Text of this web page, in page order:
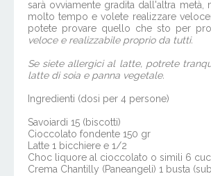
sarà ovviamente gradita dall'altra metà,
molto tempo e volete realizzare
potete provare quello che sto per
veloce e realizzabile proprio da tutti.
Se siete allergici al latte, potrete
latte di soia e panna vegetale.
Ingredienti (dosi per 4 persone)
Savoiardi 15 (biscotti)
Cioccolato fondente 150 gr
Latte 1 bicchiere e 1/2
Choc liquore al cioccolato o simili 6
Crema Chantilly (Paneangeli) 1 busta